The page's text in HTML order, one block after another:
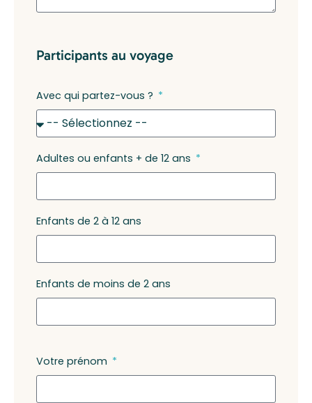
Participants au voyage
Avec qui partez-vous ?
Adultes ou enfants + de 12 ans
Enfants de 2 à 12 ans
Enfants de moins de 2 ans
Votre prénom